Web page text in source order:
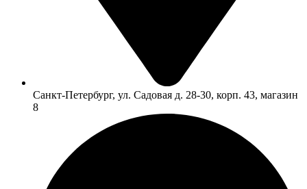
Санкт-Петербург, ул. Садовая д. 28-30, корп. 43, магазин
8